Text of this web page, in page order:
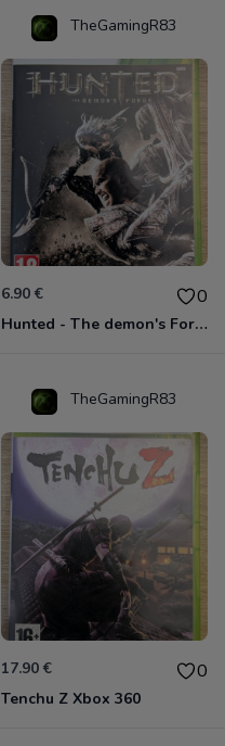
TheGamingR83
6.90 € 0
Hunted - The demon's Forge Xbox 360 (Complet CIB)
TheGamingR83
17.90 € 0
Tenchu Z Xbox 360